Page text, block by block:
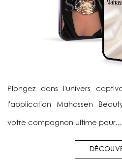
Plongez dans l'univers
l'application Mahassen
votre compagnon ultime pour...